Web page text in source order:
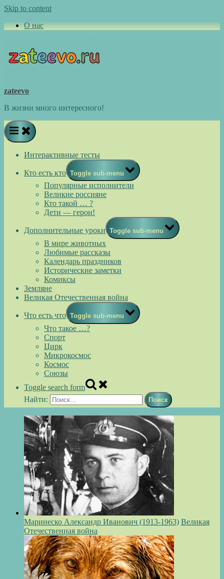
Skip to content
О нас
zateevo
В жизни много интересного!
Интерактивные тесты
Кто есть кто Toggle sub-menu
Популярные исполнители
Великие россияне
Кто такой … ?
Дети — герои!
Дополнительные уроки Toggle sub-menu
В мире животных
Любимые рассказы
Календарь праздников
Исторические заметки
Комиксы
Земляне
Великая Отечественная война
Что есть что Toggle sub-menu
Что такое …?
Спорт
Цирк
Микрокосмос
Космос
Союзы
Toggle search form
Найти:
Маринеско Александр Иванович (1913-1963) Великая
Отечественная война